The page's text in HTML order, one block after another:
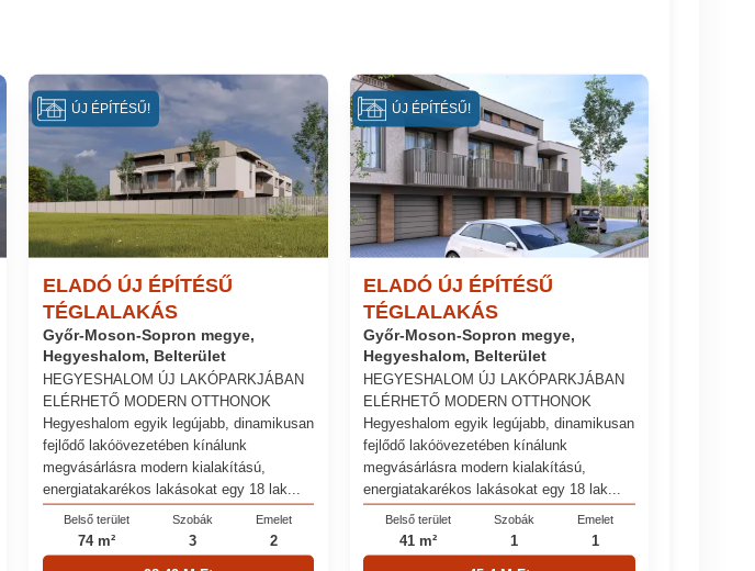
ELADÓ ÚJ ÉPÍTÉSŰ
TÉGLALAKÁS
Győr-Moson-Sopron megye,
Hegyeshalom, Belterület
HEGYESHALOM ÚJ LAKÓPARKJÁBAN
ELÉRHETŐ MODERN OTTHONOK
Hegyeshalom egyik legújabb, dinamikusan
fejlődő lakóövezetében kínálunk
megvásárlásra modern kialakítású,
energiatakarékos lakásokat egy 18 lak...
Belső terület
74 m²
Szobák
3
Emelet
2
ÚJ ÉPÍTÉSŰ!
ELADÓ ÚJ ÉPÍTÉSŰ
TÉGLALAKÁS
Győr-Moson-Sopron megye,
Hegyeshalom, Belterület
HEGYESHALOM ÚJ LAKÓPARKJÁBAN
ELÉRHETŐ MODERN OTTHONOK
Hegyeshalom egyik legújabb, dinamikusan
fejlődő lakóövezetében kínálunk
megvásárlásra modern kialakítású,
energiatakarékos lakásokat egy 18 lak...
Belső terület
41 m²
Szobák
1
Emelet
1
ÚJ ÉPÍTÉSŰ!